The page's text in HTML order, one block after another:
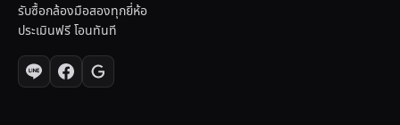
รับซื้อกล้องมือสองทุกยี่ห้อ
ประเมินฟรี โอนทันที